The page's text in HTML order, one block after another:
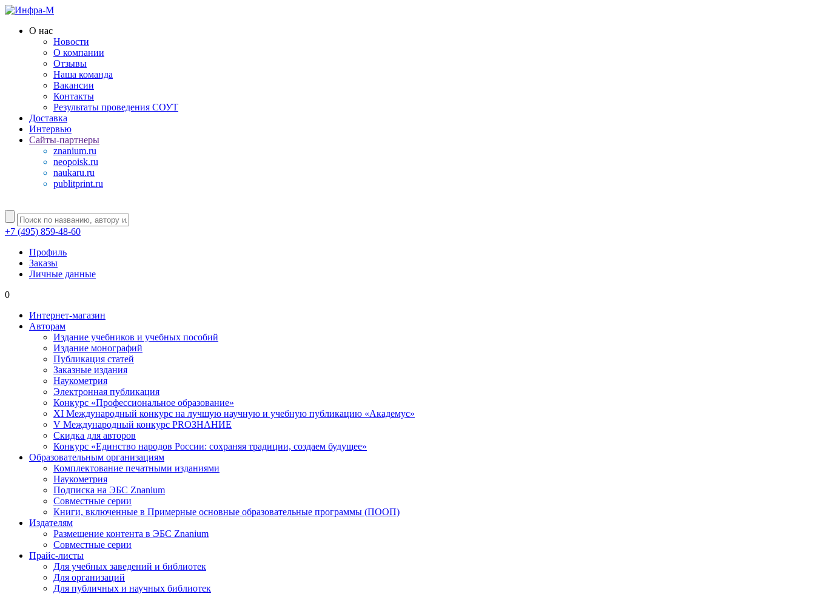
О нас
Новости
О компании
Отзывы
Наша команда
Вакансии
Контакты
Результаты проведения СОУТ
Доставка
Интервью
Сайты-партнеры
znanium.ru
neopoisk.ru
naukaru.ru
publitprint.ru
+7 (495) 859-48-60
Профиль
Заказы
Личные данные
0
Интернет-магазин
Авторам
Издание учебников и учебных пособий
Издание монографий
Публикация статей
Заказные издания
Наукометрия
Электронная публикация
Конкурс «Профессиональное образование»
XI Международный конкурс на лучшую научную и учебную публикацию «Академус»
V Международный конкурс PROЗНАНИЕ
Скидка для авторов
Конкурс «Единство народов России: сохраняя традиции, создаем будущее»
Образовательным организациям
Комплектование печатными изданиями
Наукометрия
Подписка на ЭБС Znanium
Совместные серии
Книги, включенные в Примерные основные образовательные программы (ПООП)
Издателям
Размещение контента в ЭБС Znanium
Совместные серии
Прайс-листы
Для учебных заведений и библиотек
Для организаций
Для публичных и научных библиотек